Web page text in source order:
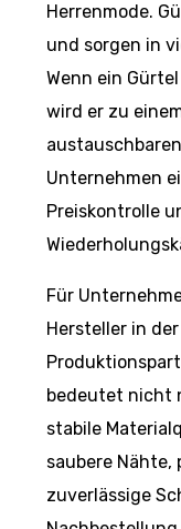
Herrenmode.
und sorgen in
Wenn ein
wird er zu
Unternehmen
Preiskontrolle
Für
Hersteller in
bedeutet nicht
stabile
saubere
zuverlässige